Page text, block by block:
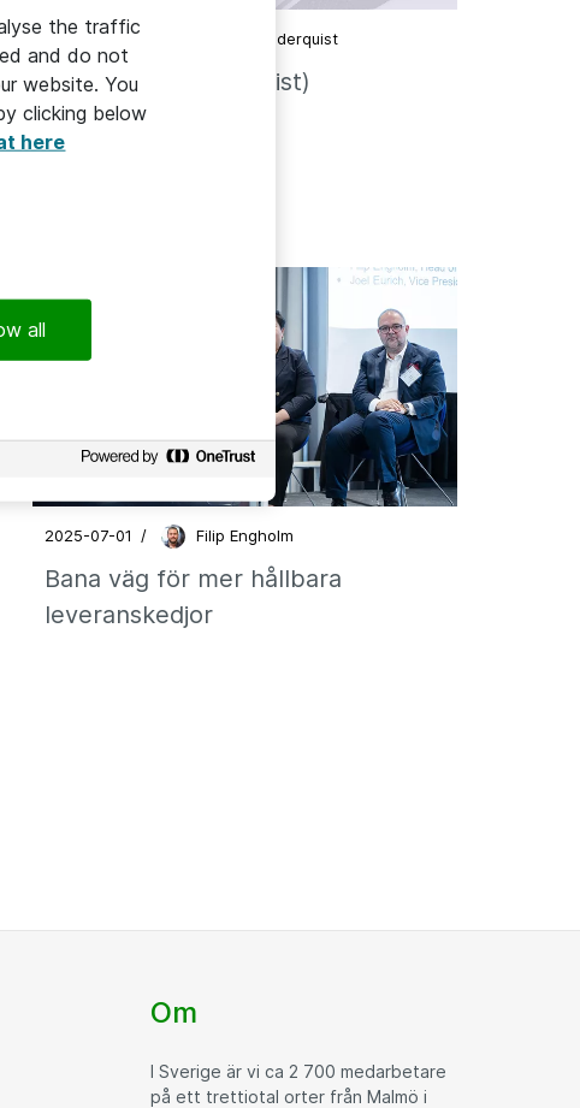
2025-11-25/ Camilla Cederquist
Köptips! (Med en twist)
2025-07-01 / Filip Engholm
Bana väg för mer hållbara
leveranskedjor
Om
I Sverige är vi ca 2 700 medarbetare
på ett trettiotal orter från Malmö i
the traffic
and do not
website. You
clicking below
here
all